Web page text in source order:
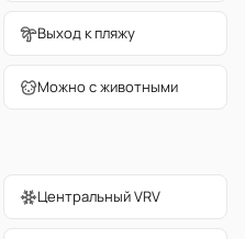
Выход к пляжу
Можно с животными
Центральный VRV